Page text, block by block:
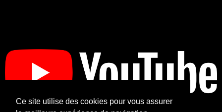
Ce site utilise des cookies pour vous assurer